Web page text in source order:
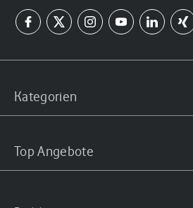
Kategorien
Top Angebote